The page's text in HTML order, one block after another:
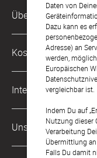
Daten von
Dazu kann es
Adresse) an
werden,
Europäischen
vergleichbar ist.
Indem Du auf
Nutzung dieser
Verarbeitung
Übermittlung
Falls Du damit
Kundenservice-
0221 956 725 10
Mo. - Fr. von 9
Über Uns
Philosophie
Karriere
Impressum
AGB &
Zahlung &
Datenschutz
Kostenlose Services
Musterkarten
Digitale
FAQ & Hilfe
International
Österreich
Schweiz
Unsere